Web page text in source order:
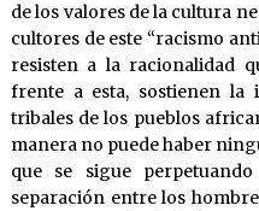
de los valores de la cultura
cultores de este “racismo
resisten a la racionalidad
frente a esta, sostienen la
tribales de los pueblos
manera no puede haber
que se sigue
separación entre los